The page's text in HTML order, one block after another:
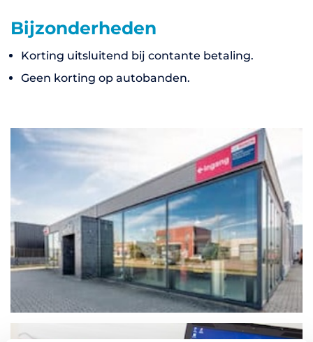
Bijzonderheden
Korting uitsluitend bij contante betaling.
Geen korting op autobanden.